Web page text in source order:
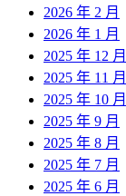
2026 年 2 月
2026 年 1 月
2025 年 12 月
2025 年 11 月
2025 年 10 月
2025 年 9 月
2025 年 8 月
2025 年 7 月
2025 年 6 月